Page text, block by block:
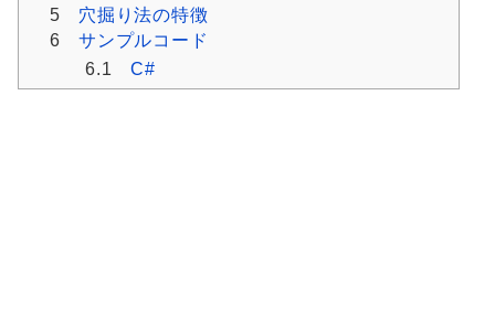
5
穴掘り法の特徴
6
サンプルコード
6.1
C#